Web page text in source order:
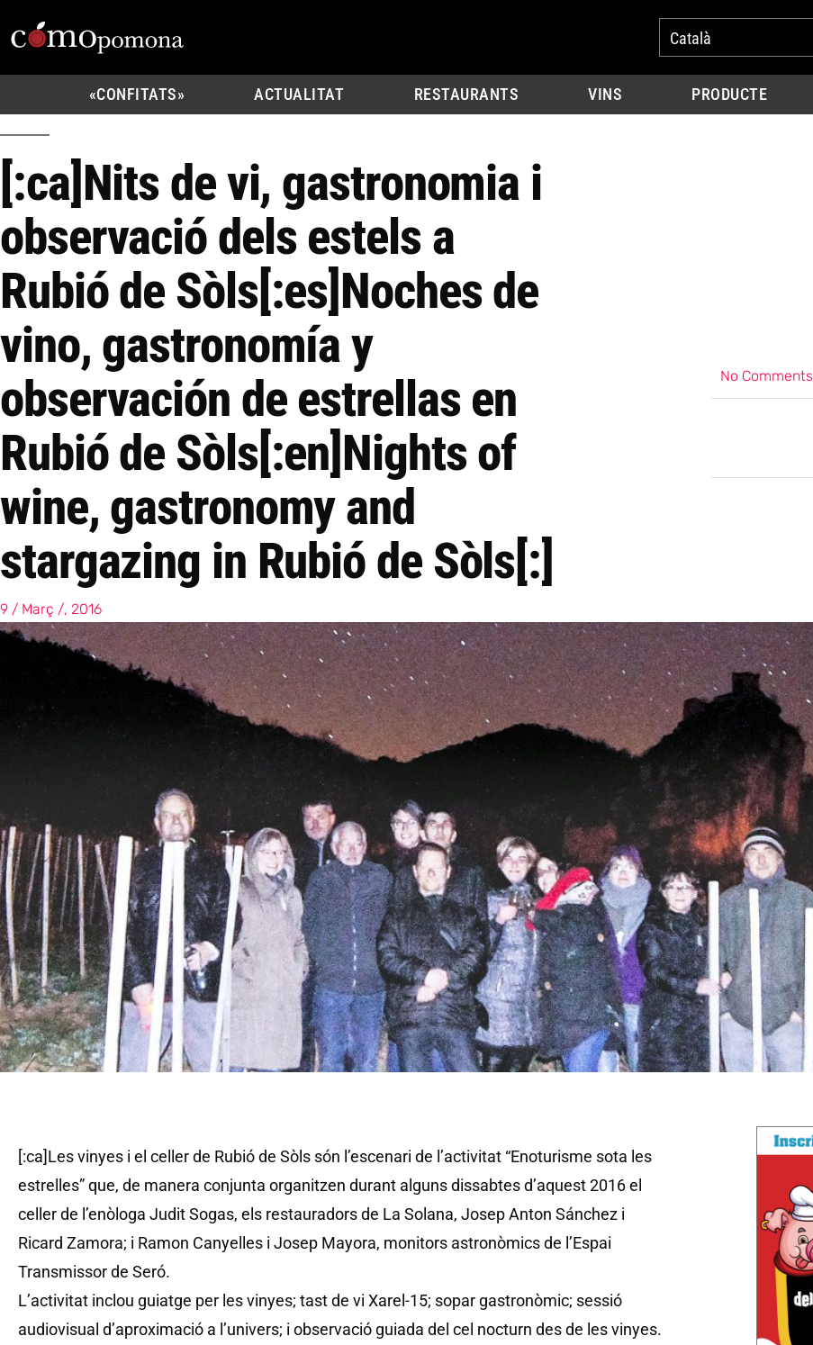
Català
«CONFITATS» ACTUALITAT RESTAURANTS VINS PRODUCTE
[:ca]Nits de vi, gastronomia i
observació dels estels a
Rubió de Sòls[:es]Noches de
vino, gastronomía y
observación de estrellas en
Rubió de Sòls[:en]Nights of
wine, gastronomy and
stargazing in Rubió de Sòls[:]
9 / Març /, 2016
No Comments
[:ca]Les vinyes i el celler de Rubió de Sòls són l’escenari de l’activitat “Enoturisme sota les
estrelles” que, de manera conjunta organitzen durant alguns dissabtes d’aquest 2016 el
celler de l’enòloga Judit Sogas, els restauradors de La Solana, Josep Anton Sánchez i
Ricard Zamora; i Ramon Canyelles i Josep Mayora, monitors astronòmics de l’Espai
Transmissor de Seró.
L’activitat inclou guiatge per les vinyes; tast de vi Xarel-15; sopar gastronòmic; sessió
audiovisual d’aproximació a l’univers; i observació guiada del cel nocturn des de les vinyes.